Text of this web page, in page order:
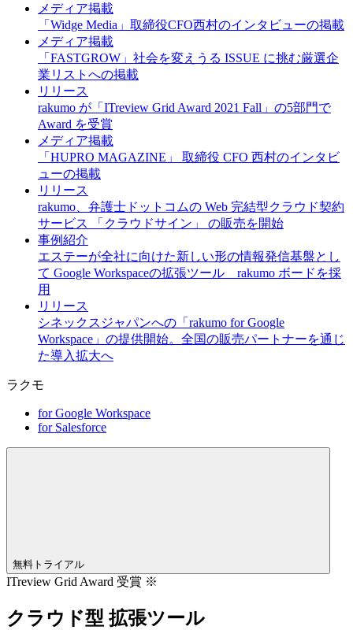
メディア掲載
「Widge Media」取締役CFO西村のインタビューの掲載
メディア掲載
「FASTGROW」社会を変えうる ISSUE に挑む厳選企
業リストへの掲載
リリース
rakumo が「ITreview Grid Award 2021 Fall」の5部門で
Award を受賞
メディア掲載
「HUPRO MAGAZINE」 取締役 CFO 西村のインタビ
ューの掲載
リリース
rakumo、弁護士ドットコムの Web 完結型クラウド契約
サービス 「クラウドサイン」 の販売を開始
事例紹介
エステーが全社に向けた新しい形の情報発信基盤とし
て Google Workspaceの拡張ツール rakumo ボードを採
用
リリース
シネックスジャパンへの「rakumo for Google
Workspace」の提供開始。全国の販売パートナーを通じ
た導入拡大へ
ラクモ
for Google Workspace
for Salesforce
無料トライアル
ITreview Grid Award 受賞 ※
クラウド型 拡張ツール